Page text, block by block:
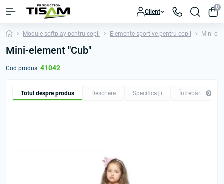
Client
0
Module softplay pentru copii Elemente sportive pentru copii Mini-
Mini-element "Cub"
Cod produs: 41042
Totul despre produs Descriere Specificaţii Întrebări 0